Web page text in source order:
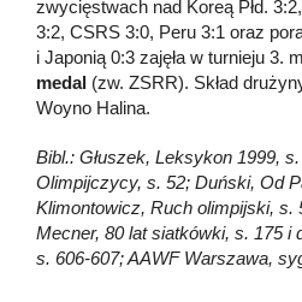
zwycięstwach nad Koreą Płd.
3:2, CSRS 3:0, Peru 3:1 oraz
i Japonią 0:3 zajęła w turnieju 3.
medal (zw. ZSRR). Skład
Woyno Halina.
Bibl.: Głuszek, Leksykon 1999,
Olimpijczycy, s. 52; Duński, Od
Klimontowicz, Ruch olimpijski, s.
Mecner, 80 lat siatkówki, s. 175 i
s. 606-607; AAWF Warszawa,